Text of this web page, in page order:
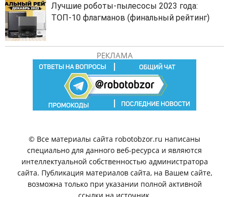
Лучшие роботы-пылесосы 2023 года:
ТОП-10 флагманов (финальный рейтинг)
РЕКЛАМА
© Все материалы сайта robotobzor.ru написаны
специально для данного веб-ресурса и являются
интеллектуальной собственностью администратора
сайта. Публикация материалов сайта, на Вашем сайте,
возможна только при указании полной активной